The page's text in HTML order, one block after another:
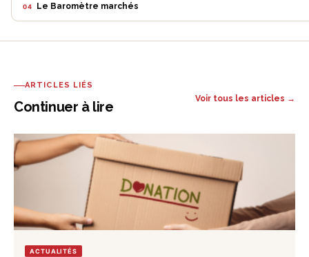
04 Le Baromètre marchés
ARTICLES LIÉS
Continuer à lire Voir tous les articles →
ACTUALITÉS